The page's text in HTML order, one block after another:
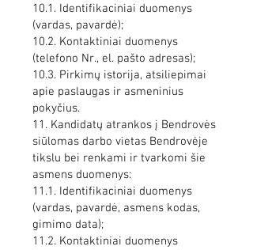
10.1. Identifikaciniai duomenys
(vardas, pavardė);
10.2. Kontaktiniai duomenys
(telefono Nr., el. pašto adresas);
10.3. Pirkimų istorija, atsiliepimai
apie paslaugas ir asmeninius
pokyčius.
11. Kandidatų atrankos į Bendrovės
siūlomas darbo vietas Bendrovėje
tikslu bei renkami ir tvarkomi šie
asmens duomenys:
11.1. Identifikaciniai duomenys
(vardas, pavardė, asmens kodas,
gimimo data);
11.2. Kontaktiniai duomenys